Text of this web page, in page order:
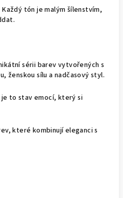
tón je malým šílenstvím,
sérii barev vytvořených s
ženskou sílu a nadčasový styl.
je to stav emocí, který si
které kombinují eleganci s